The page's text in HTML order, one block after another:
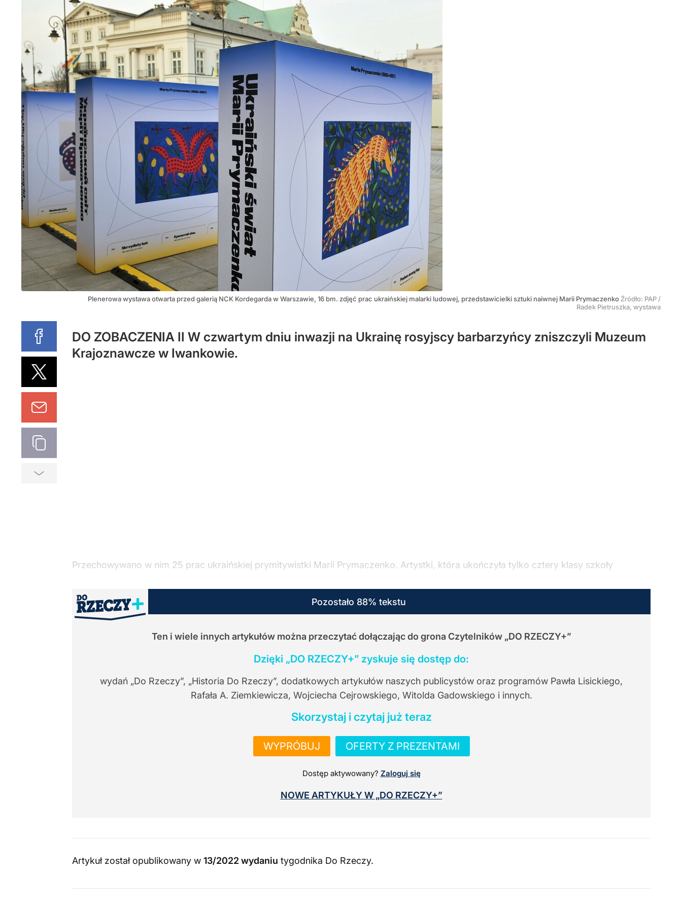
Plenerowa wystawa otwarta przed galerią NCK Kordegarda w Warszawie, 16 bm. zdjęć prac ukraińskiej malarki ludowej, przedstawicielki sztuki naiwnej Marii Prymaczenko Źródło: PAP /
Radek Pietruszka, wystawa
DO ZOBACZENIA II W czwartym dniu inwazji na Ukrainę rosyjscy barbarzyńcy zniszczyli Muzeum
Krajoznawcze w Iwankowie.
Przechowywano w nim 25 prac ukraińskiej prymitywistki Marii Prymaczenko. Artystki, która ukończyła tylko cztery klasy szkoły
Pozostało 88% tekstu
Ten i wiele innych artykułów można przeczytać dołączając do grona Czytelników „DO RZECZY+”
Dzięki „DO RZECZY+” zyskuje się dostęp do:
wydań „Do Rzeczy”, „Historia Do Rzeczy”, dodatkowych artykułów naszych publicystów oraz programów Pawła Lisickiego,
Rafała A. Ziemkiewicza, Wojciecha Cejrowskiego, Witolda Gadowskiego i innych.
Skorzystaj i czytaj już teraz
WYPRÓBUJ OFERTY Z PREZENTAMI
Dostęp aktywowany? Zaloguj się
NOWE ARTYKUŁY W „DO RZECZY+”
Artykuł został opublikowany w 13/2022 wydaniu tygodnika Do Rzeczy.